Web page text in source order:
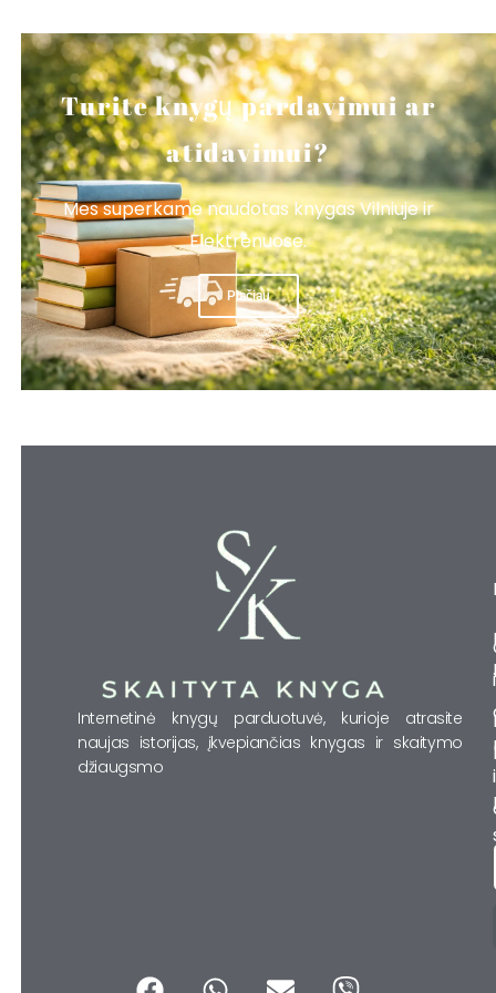
Turite knygų pardavimui ar
atidavimui?
Mes superkame naudotas knygas Vilniuje ir
Elektrėnuose.
Plačiau
Internetinė knygų parduotuvė, kurioje atrasite
naujas istorijas, įkvepiančias knygas ir skaitymo
džiaugsmo